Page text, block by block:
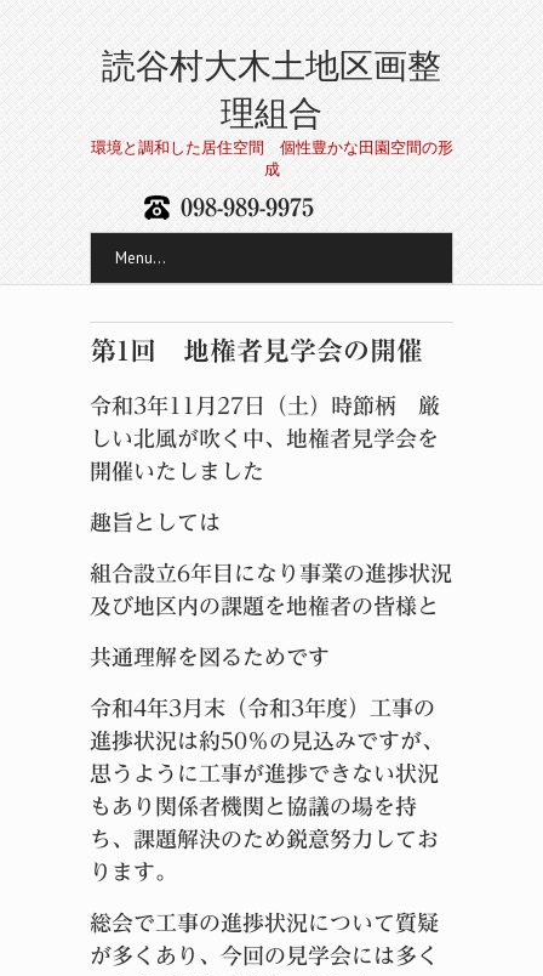
読谷村大木土地区画整
理組合
環境と調和した居住空間 個性豊かな田園空間の形
成
098-989-9975
Menu...
第1回 地権者見学会の開催
令和3年11月27日（土）時節柄 厳
しい北風が吹く中、地権者見学会を
開催いたしました
趣旨としては
組合設立6年目になり事業の進捗状況
及び地区内の課題を地権者の皆様と
共通理解を図るためです
令和4年3月末（令和3年度）工事の
進捗状況は約50％の見込みですが、
思うように工事が進捗できない状況
もあり関係者機関と協議の場を持
ち、課題解決のため鋭意努力してお
ります。
総会で工事の進捗状況について質疑
が多くあり、今回の見学会には多く